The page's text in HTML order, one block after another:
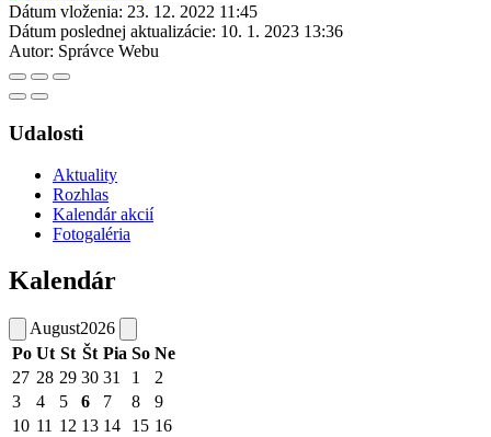
Dátum vloženia: 23. 12. 2022 11:45
Dátum poslednej aktualizácie: 10. 1. 2023 13:36
Autor: Správce Webu
Udalosti
Aktuality
Rozhlas
Kalendár akcií
Fotogaléria
Kalendár
August2026
Po Ut St Št Pia So Ne
27 28 29 30 31 1
2
3
4 5 6 7 8
9
10 11 12 13 14 15 16